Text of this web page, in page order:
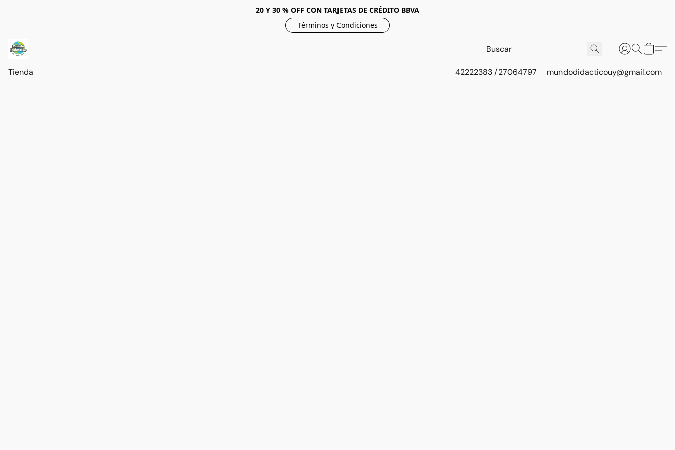
20 Y 30 % OFF CON TARJETAS DE CRÉDITO BBVA
Términos y Condiciones
Tienda 42222383 / 27064797 mundodidacticouy@gmail.com